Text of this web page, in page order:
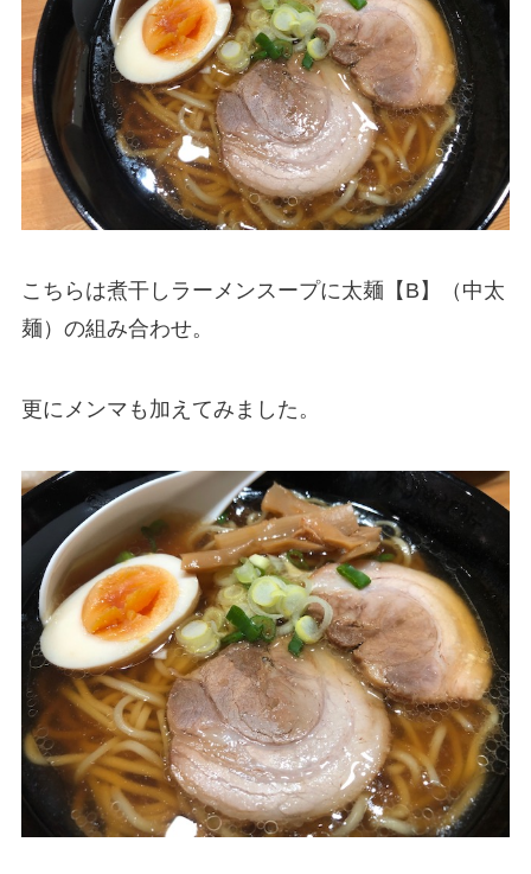
こちらは煮干しラーメンスープに太麺【B】（中太
麺）の組み合わせ。
更にメンマも加えてみました。